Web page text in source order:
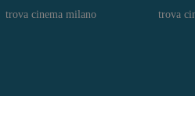
trova cinema milano trova